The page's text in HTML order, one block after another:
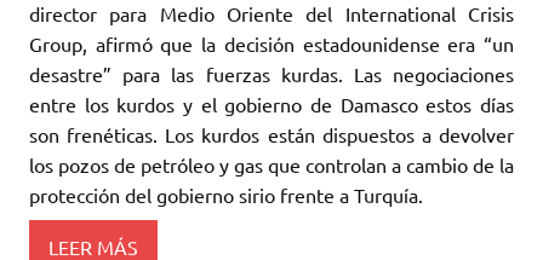
director para Medio Oriente del International Crisis
Group, afirmó que la decisión estadounidense era “un
desastre” para las fuerzas kurdas. Las negociaciones
entre los kurdos y el gobierno de Damasco estos días
son frenéticas. Los kurdos están dispuestos a devolver
los pozos de petróleo y gas que controlan a cambio de la
protección del gobierno sirio frente a Turquía.
LEER MÁS